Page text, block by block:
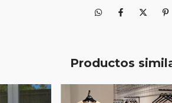
Productos